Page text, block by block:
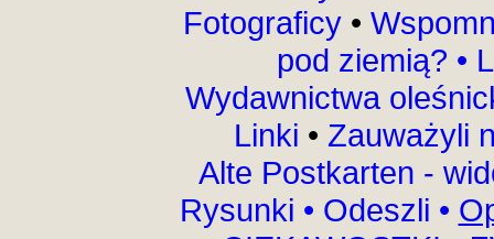
Fotograficy •
pod ziemią? •
Wydawnictwa
Linki • Zauważyli
Alte Postkarten -
Rysunki • Odeszli •